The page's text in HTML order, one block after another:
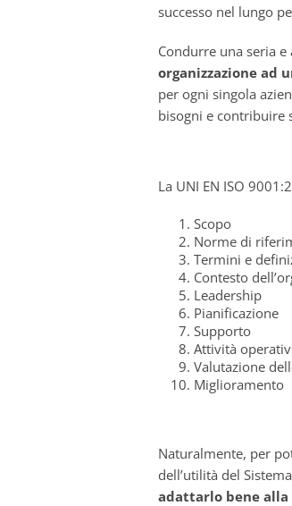
successo nel lungo
Condurre una seria
organizzazione ad
per ogni singola
bisogni e contribuire
La UNI EN ISO
Scopo
Norme di
Termini e
Contesto
Leadership
Pianificazione
Supporto
Attività
Valutazione
Miglioramento
Naturalmente, per
dell’utilità del
adattarlo bene